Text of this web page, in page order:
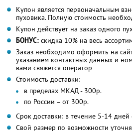
Купон является первоначальным
пуховика. Полную стоимость
Купон действует на заказ одного
БОНУС: скидка 10% на весь
Заказ необходимо оформить на
указанием контактных данных и
вами свяжется оператор
Стоимость доставки:
в пределах МКАД - 300р.
по России – от 300р.
Срок доставки: в течение 5-14 дней
Свой размер по возможности